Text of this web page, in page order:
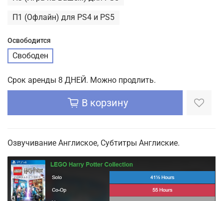
П1 (Офлайн) для PS4 и PS5
Освободится
Свободен
Срок аренды 8 ДНЕЙ. Можно продлить.
В корзину
Озвучивание Англиское, Субтитры Англиские.